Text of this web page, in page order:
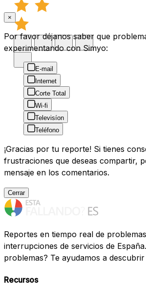
×
Por favor déjanos saber que
experimentando con Simyo:
E-mail
Internet
Corte Total
Wi-fi
Televisíon
Teléfono
¡Gracias por tu reporte! Si tienes
frustraciones que deseas compartir,
mensaje en los comentarios.
Cerrar
Reportes en tiempo real de
interrupciones de servicios de
problemas? Te ayudamos a
Recursos